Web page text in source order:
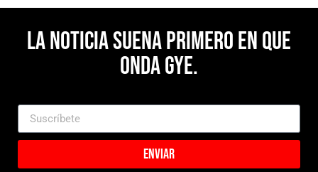
La noticia suena primero en Que
Onda Gye.
Enviar